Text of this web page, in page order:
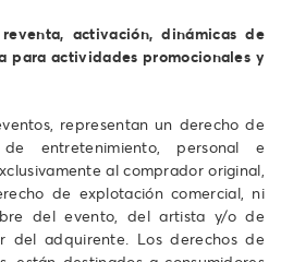
activación, dinámicas de
para actividades promocionales y
representan un derecho de
entretenimiento, personal e
al comprador original,
de explotación comercial, ni
del evento, del artista y/o de
del adquirente. Los derechos de